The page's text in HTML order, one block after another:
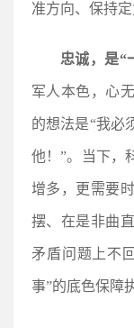
准方向、保持定
忠诚，是“
军人本色，心
的想法是“我必
他！”。当下，
增多，更需要
摆、在是非曲
矛盾问题上不
事”的底色保障